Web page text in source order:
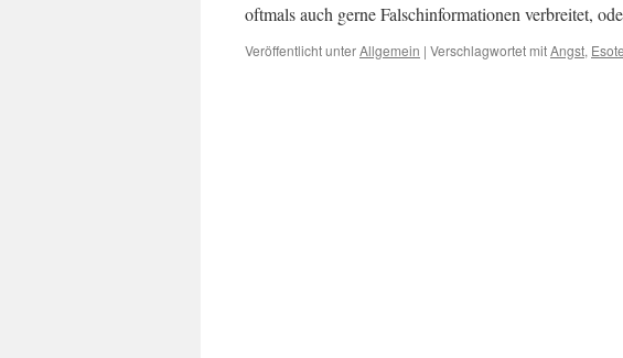
oftmals auch gerne Falschinformationen verbreitet,
Veröffentlicht unterAllgemein | Verschlagwortet mitAngst,